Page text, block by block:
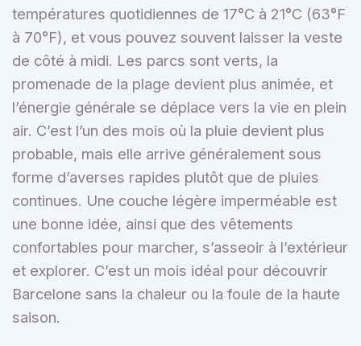
températures quotidiennes de 17°C à 21°C (63°F
à 70°F), et vous pouvez souvent laisser la veste
de côté à midi. Les parcs sont verts, la
promenade de la plage devient plus animée, et
l’énergie générale se déplace vers la vie en plein
air. C’est l’un des mois où la pluie devient plus
probable, mais elle arrive généralement sous
forme d’averses rapides plutôt que de pluies
continues. Une couche légère imperméable est
une bonne idée, ainsi que des vêtements
confortables pour marcher, s’asseoir à l’extérieur
et explorer. C’est un mois idéal pour découvrir
Barcelone sans la chaleur ou la foule de la haute
saison.